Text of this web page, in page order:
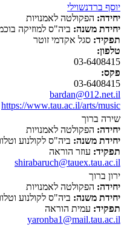
יוסף ברדנשוילי
יחידה: הפקולטה לאמנויות
יחידת משנה: ביה"ס למוזיקה
תפקיד: סגל אקדמי זוטר
טלפון:
03-6408415
פקס:
03-6408415
bardan@012.net.il
https://www.tau.ac.il/arts/music
שירה ברוך
יחידה: הפקולטה לאמנויות
יחידת משנה: ביה"ס לקולנוע
תפקיד: עוזר הוראה
shirabaruch@tauex.tau.ac.il
ירון ברוך
יחידה: הפקולטה לאמנויות
יחידת משנה: ביה"ס לקולנוע
תפקיד: עמית הוראה
yaronba1@mail.tau.ac.il